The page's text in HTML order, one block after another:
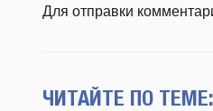
Для отправки
ЧИТАЙТЕ ПО ТЕМЕ: